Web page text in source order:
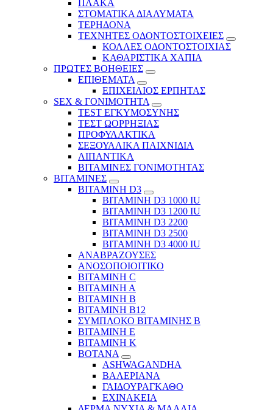
ΠΛΑΚΑ
ΣΤΟΜΑΤΙΚΑ ΔΙΑΛΥΜΑΤΑ
ΤΕΡΗΔΟΝΑ
ΤΕΧΝΗΤΕΣ ΟΔΟΝΤΟΣΤΟΙΧΕΙΕΣ
ΚΟΛΛΕΣ ΟΔΟΝΤΟΣΤΟΙΧΙΑΣ
ΚΑΘΑΡΙΣΤΙΚΑ ΧΑΠΙΑ
ΠΡΩΤΕΣ ΒΟΗΘΕΙΕΣ
ΕΠΙΘΕΜΑΤΑ
ΕΠΙΧΕΙΛΙΟΣ ΕΡΠΗΤΑΣ
SEX & ΓΟΝΙΜΟΤΗΤΑ
TEST ΕΓΚΥΜΟΣΥΝΗΣ
ΤΕΣΤ ΩΟΡΡΗΞΙΑΣ
ΠΡΟΦΥΛΑΚΤΙΚΑ
ΣΕΞΟΥΑΛΙΚΑ ΠΑΙΧΝΙΔΙΑ
ΛΙΠΑΝΤΙΚΑ
ΒΙΤΑΜΙΝΕΣ ΓΟΝΙΜΟΤΗΤΑΣ
ΒΙΤΑΜΙΝΕΣ
ΒΙΤΑΜΙΝΗ D3
ΒΙΤΑΜΙΝΗ D3 1000 IU
ΒΙΤΑΜΙΝΗ D3 1200 IU
ΒΙΤΑΜΙΝΗ D3 2200
ΒΙΤΑΜΙΝΗ D3 2500
BITAMINH D3 4000 IU
ΑΝΑΒΡΑΖΟΥΣΕΣ
ΑΝΟΣΟΠΟΙΟΙΤΙΚΟ
ΒΙΤΑΜΙΝΗ C
ΒΙΤΑΜΙΝΗ Α
ΒΙΤΑΜΙΝΗ Β
ΒΙΤΑΜΙΝΗ Β12
ΣΥΜΠΛΟΚΟ ΒΙΤΑΜΙΝΗΣ Β
ΒΙΤΑΜΙΝΗ Ε
ΒΙΤΑΜΙΝΗ Κ
ΒΟΤΑΝΑ
ASHWAGANDHA
ΒΑΛΕΡΙΑΝΑ
ΓΑΙΔΟΥΡΑΓΚΑΘΟ
ΕΧΙΝΑΚΕΙΑ